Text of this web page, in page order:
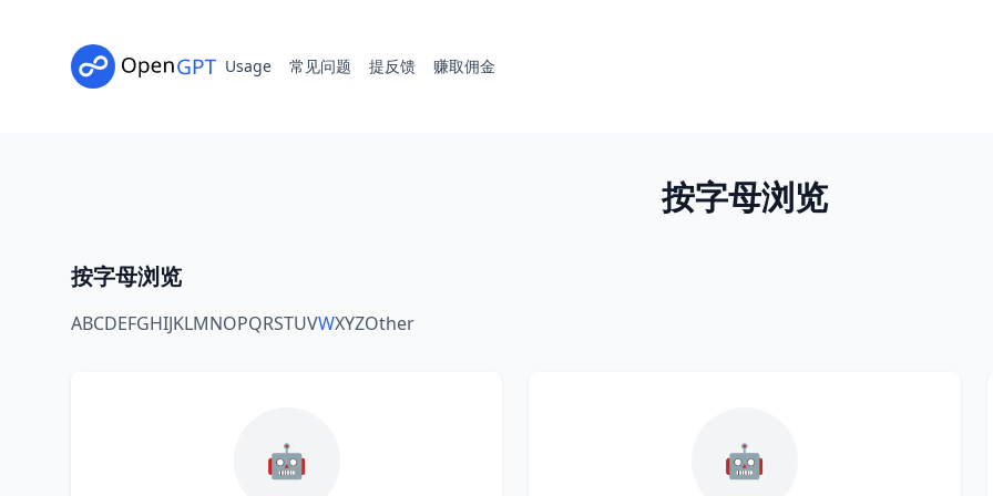
Usage 常见问题 提反馈 赚取佣金
按字母浏览
按字母浏览
ABCDEFGHIJKLMNOPQRSTUVWXYZOther
🤖 🤖